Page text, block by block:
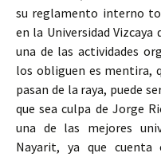
su reglamento interno
en la Universidad
una de las actividades
los obliguen es mentira,
pasan de la raya, puede
que sea culpa de Jorge
una de las mejores
Nayarit, ya que cuenta